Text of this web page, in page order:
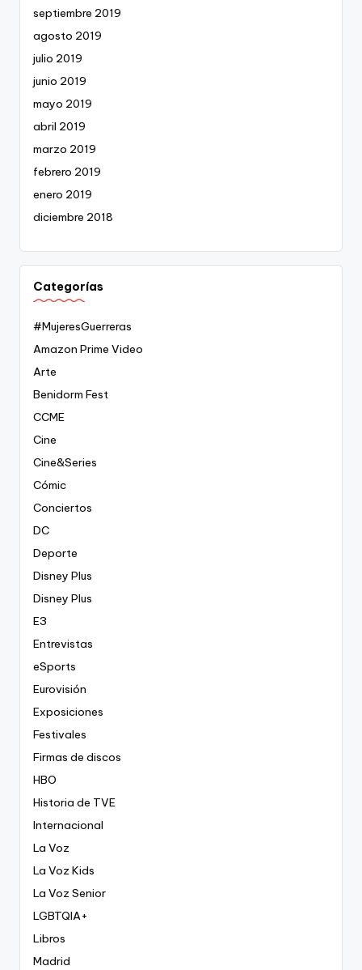
septiembre 2019
agosto 2019
julio 2019
junio 2019
mayo 2019
abril 2019
marzo 2019
febrero 2019
enero 2019
diciembre 2018
Categorías
#MujeresGuerreras
Amazon Prime Video
Arte
Benidorm Fest
CCME
Cine
Cine&Series
Cómic
Conciertos
DC
Deporte
Disney Plus
Disney Plus
E3
Entrevistas
eSports
Eurovisión
Exposiciones
Festivales
Firmas de discos
HBO
Historia de TVE
Internacional
La Voz
La Voz Kids
La Voz Senior
LGBTQIA+
Libros
Madrid